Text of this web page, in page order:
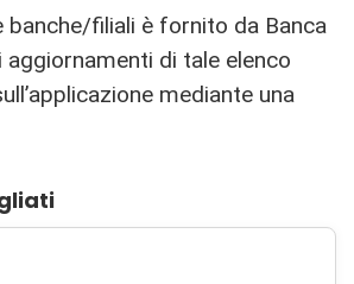
banche/filiali è fornito da Banca
aggiornamenti di tale elenco
mediante una